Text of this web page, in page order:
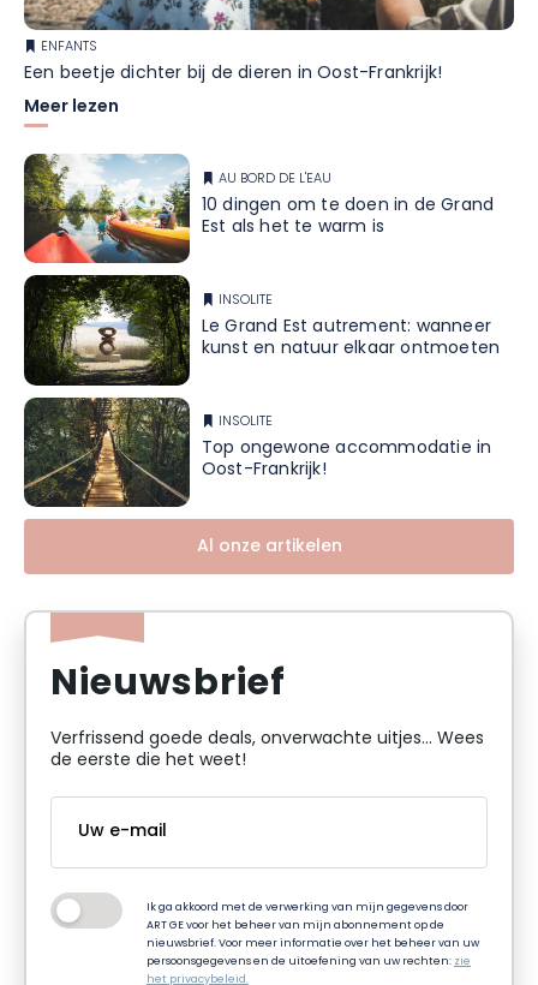
ENFANTS
Een beetje dichter bij de dieren in Oost-Frankrijk!
Meer lezen
AU BORD DE L'EAU
10 dingen om te doen in de Grand
Est als het te warm is
INSOLITE
Le Grand Est autrement: wanneer
kunst en natuur elkaar ontmoeten
INSOLITE
Top ongewone accommodatie in
Oost-Frankrijk!
Al onze artikelen
Nieuwsbrief
Verfrissend goede deals, onverwachte uitjes... Wees
de eerste die het weet!
Ik ga akkoord met de verwerking van mijn gegevens door
ART GE voor het beheer van mijn abonnement op de
nieuwsbrief. Voor meer informatie over het beheer van uw
persoonsgegevens en de uitoefening van uw rechten: zie
het privacybeleid.